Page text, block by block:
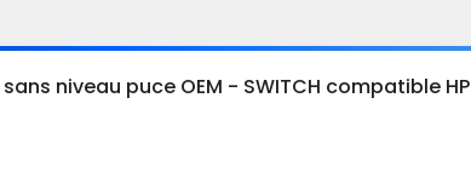
niveau puce OEM - SWITCH compatible HP